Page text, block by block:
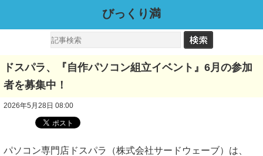
びっくり満
ドスパラ、『自作パソコン組立イベント』6月の参加
者を募集中！
2026年5月28日 08:00
パソコン専門店ドスパラ（株式会社サードウェーブ）は、